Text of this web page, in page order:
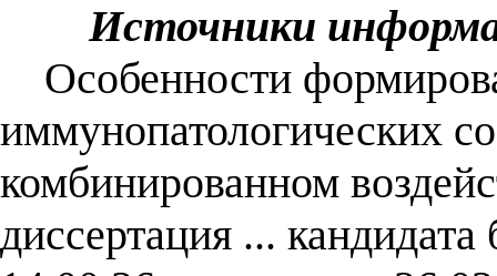
Источники
Особенности
иммунопатологических
комбинированном
диссертация ...